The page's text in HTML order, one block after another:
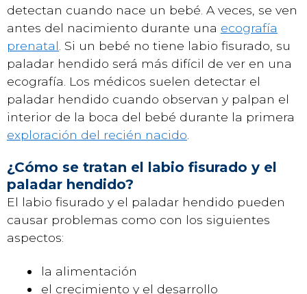
detectan cuando nace un bebé. A veces, se ven
antes del nacimiento durante una ecografía
prenatal . Si un bebé no tiene labio fisurado, su
paladar hendido será más difícil de ver en una
ecografía. Los médicos suelen detectar el
paladar hendido cuando observan y palpan el
interior de la boca del bebé durante la primera
exploración del recién nacido
¿Cómo se tratan el labio fisurado y el
paladar hendido?
El labio fisurado y el paladar hendido pueden
causar problemas como con los siguientes
aspectos:
la alimentación
el crecimiento y el desarrollo